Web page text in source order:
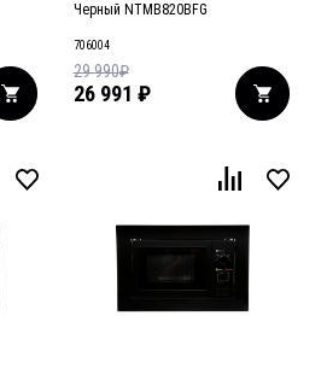
Черный NTMB820BFG
706004
26 991 ₽
29 990₽